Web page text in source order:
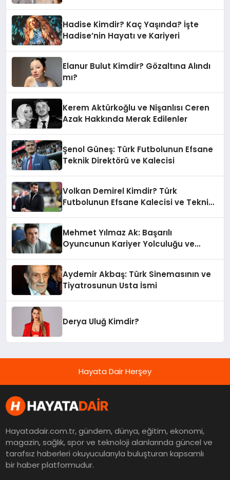
Hadise Kimdir? Kaç Yaşında? İşte
Hadise’nin Hayatı ve Kariyeri
Elanur Bulut Kimdir? Gözaltına Alındı
mı?
Kerem Aktürkoğlu ve Nişanlısı Ceren
Azak Hakkında Merak Edilenler
Şenol Güneş: Türk Futbolunun Efsane
Teknik Direktörü ve Kalecisi
Volkan Demirel Kimdir? Türk
Futbolunun Efsane Kalecisi ve Teknik
Mehmet Yılmaz Ak: Başarılı
Oyuncunun Kariyer Yolculuğu ve
Aydemir Akbaş: Türk Sinemasının ve
Tiyatrosunun Usta İsmi
Derya Uluğ Kimdir?
Hayata Dair Herşey
Hayatadair.com.tr, gündem, dünya, eğitim, ekonomi,
magazin, sağlık, spor ve teknoloji alanlarında güncel ve
tarafsız haberleri okuyucularıyla buluşturan kapsamlı
bir haber platformudur.